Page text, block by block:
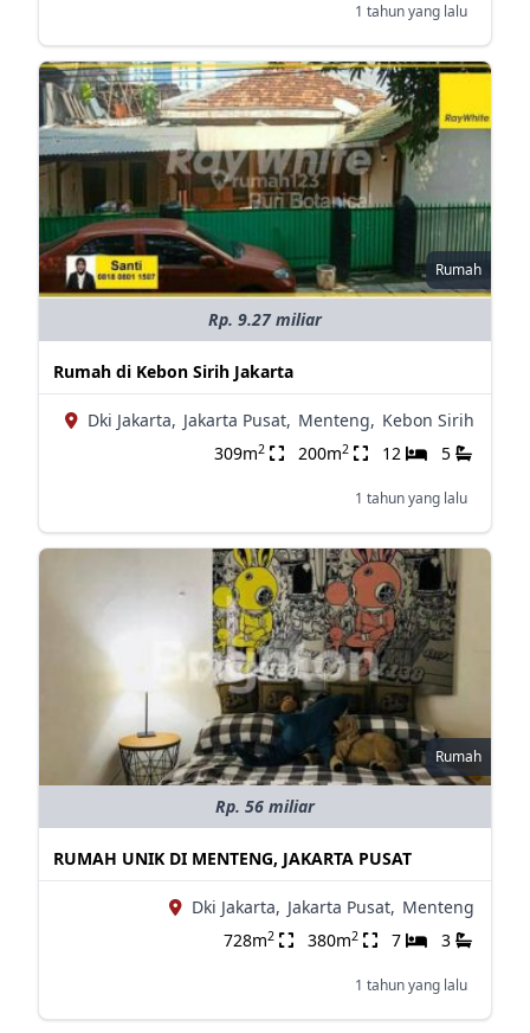
1 tahun yang lalu
Rumah
Rp. 9.27 miliar
Rumah di Kebon Sirih Jakarta
Dki Jakarta, Jakarta Pusat, Menteng, Kebon Sirih
309m2 200m2 12 5
1 tahun yang lalu
Rumah
Rp. 56 miliar
RUMAH UNIK DI MENTENG, JAKARTA PUSAT
Dki Jakarta, Jakarta Pusat, Menteng
728m2 380m2 7 3
1 tahun yang lalu